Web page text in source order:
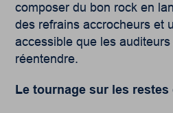
composer du bon rock en
des refrains accrocheurs et
accessible que les
réentendre.
Le tournage sur les restes